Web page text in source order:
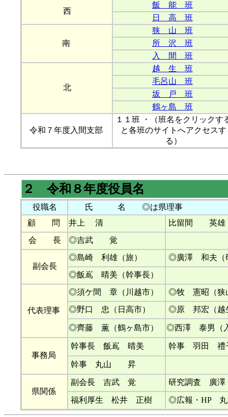
西
飯 能 班
日 高 班
南
狭 山 班
所 沢 班
入 間 班
北
越 生 班
毛呂山 班
坂 戸 班
鶴ヶ島 班
令和７年度入間支部
１１班 ・（班名をクリックす
と各班のサイトへアクセスす
る）
２ 令和８年度役員名
役職名
氏 名 ◎は県理事
顧 問
井上 清
比留間 英雄
会 長
◎吉武 覚
副会長
◎島崎 利雄（旅）
◎廣澤 和夫（
◎飯嶌 晴美（幹事長）
代表理事
◎須ケ間 章（川越市）
◎牧 憲昭（狭
◎野口 忠（日高市）
◎原 邦宏（越
◎齊藤 薫（鶴ヶ島市） ◎西澤 泰男（
事務局
幹事長 飯嶌 晴美 幹事 羽田 禮
幹事 丸山 昇
県関係
副会長 吉武 覚 研究調査 廣
福利厚生 松井 正樹 ◎広報・HP